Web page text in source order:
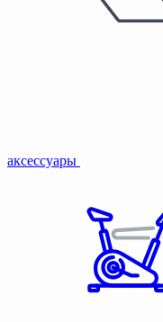
аксессуары